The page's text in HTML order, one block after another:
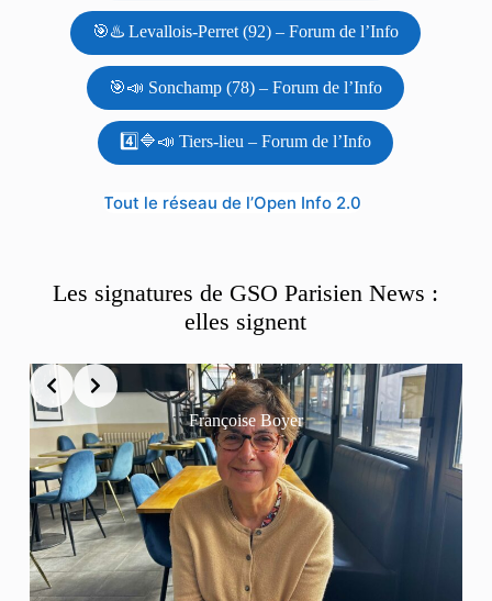
🎯♨️ Levallois-Perret (92) – Forum de l’Info
🎯📣 Sonchamp (78) – Forum de l’Info
4️⃣🔷📣 Tiers-lieu – Forum de l’Info
Tout le réseau de l’Open Info 2.0
Les signatures de GSO Parisien News :
elles signent
Françoise Boyer